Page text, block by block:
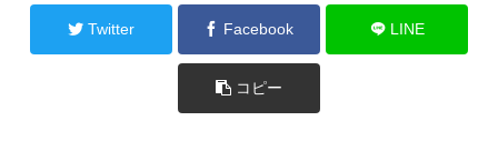
Twitter Facebook LINE
コピー